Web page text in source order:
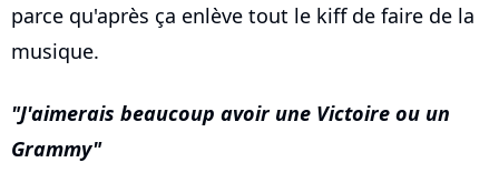
parce qu'après ça enlève tout le kiff de faire de la
musique.
J'aimerais beaucoup avoir une Victoire ou un
Grammy